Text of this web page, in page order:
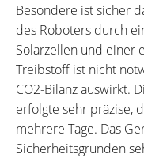
Besondere ist sicher
des Roboters durch
Solarzellen und einer
Treibstoff ist nicht
CO2-Bilanz auswirkt.
erfolgte sehr präzise,
mehrere Tage. Das
Sicherheitsgründen